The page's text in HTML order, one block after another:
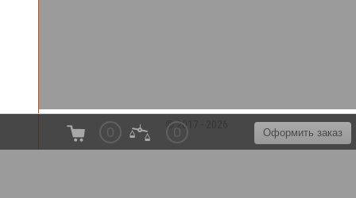
Оформить заказ
0 0
© 2017 - 2026